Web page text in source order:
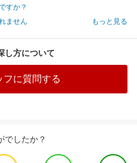
すか？
ません
もっと見る
し方について
フに質問する
でしたか？